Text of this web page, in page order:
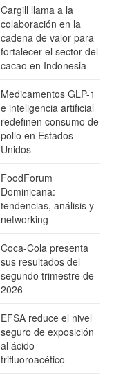
Cargill llama a la
colaboración en la
cadena de valor para
fortalecer el sector del
cacao en Indonesia
Medicamentos GLP-1
e inteligencia artificial
redefinen consumo de
pollo en Estados
Unidos
FoodForum
Dominicana:
tendencias, análisis y
networking
Coca-Cola presenta
sus resultados del
segundo trimestre de
2026
EFSA reduce el nivel
seguro de exposición
al ácido
trifluoroacético